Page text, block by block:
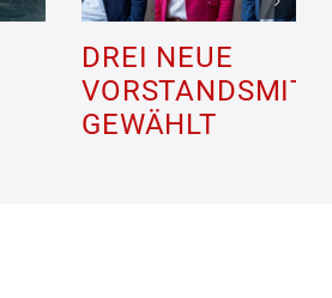
DREI NEUE
GEWÄHLT